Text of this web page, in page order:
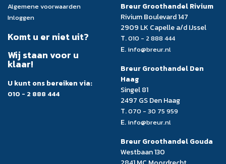
Algemene voorwaarden
Inloggen
Komt u er niet uit?
Wij staan voor u
klaar!
U kunt ons bereiken via:
010 - 2 888 444
Breur Groothandel Rivium
Rivium Boulevard 147
2909 LK Capelle a/d IJssel
T.010 - 2 888 444
E. info@breur.nl
Breur Groothandel Den
Haag
Singel 81
2497 GS Den Haag
T.070 - 30 75 959
E. info@breur.nl
Breur Groothandel Gouda
Westbaan 130